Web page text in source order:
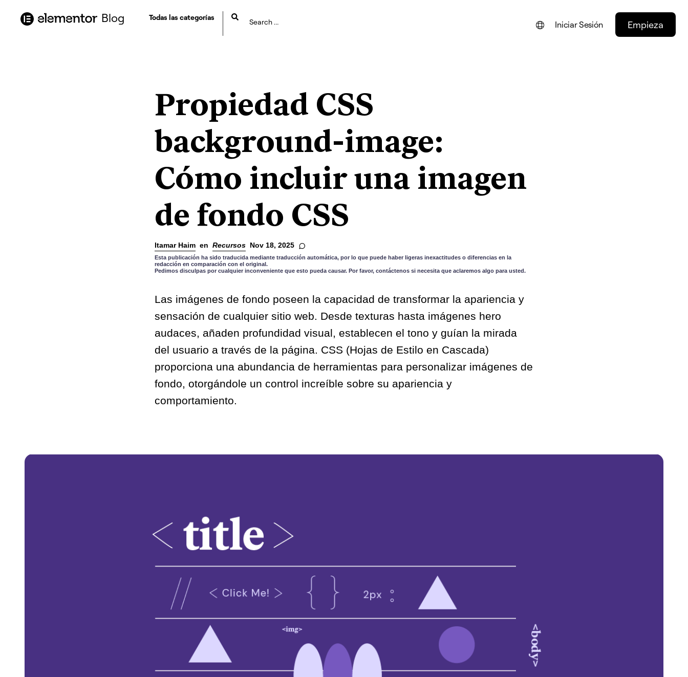
Blog Todas las categorías
Iniciar Sesión Empieza
Propiedad CSS
background-image:
Cómo incluir una imagen
de fondo CSS
Itamar Haim en Recursos Nov 18, 2025
Esta publicación ha sido traducida mediante traducción automática, por lo que puede haber ligeras inexactitudes o diferencias en la
redacción en comparación con el original.
Pedimos disculpas por cualquier inconveniente que esto pueda causar. Por favor, contáctenos si necesita que aclaremos algo para usted.
Las imágenes de fondo poseen la capacidad de transformar la apariencia y
sensación de cualquier sitio web. Desde texturas hasta imágenes hero
audaces, añaden profundidad visual, establecen el tono y guían la mirada
del usuario a través de la página. CSS (Hojas de Estilo en Cascada)
proporciona una abundancia de herramientas para personalizar imágenes de
fondo, otorgándole un control increíble sobre su apariencia y
comportamiento.